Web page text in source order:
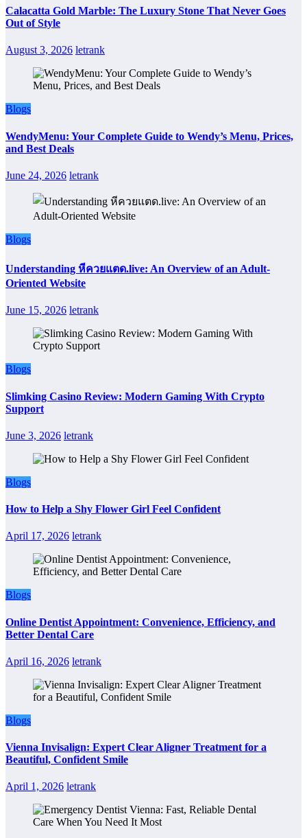
Calacatta Gold Marble: The Luxury Stone That Never Goes
Out of Style
August 3, 2026 letrank
Blogs
WendyMenu: Your Complete Guide to Wendy’s Menu, Prices,
and Best Deals
June 24, 2026 letrank
Blogs
Understanding หีควยแตด.live: An Overview of an Adult-
Oriented Website
June 15, 2026 letrank
Blogs
Slimking Casino Review: Modern Gaming With Crypto
Support
June 3, 2026 letrank
Blogs
How to Help a Shy Flower Girl Feel Confident
April 17, 2026 letrank
Blogs
Online Dentist Appointment: Convenience, Efficiency, and
Better Dental Care
April 16, 2026 letrank
Blogs
Vienna Invisalign: Expert Clear Aligner Treatment for a
Beautiful, Confident Smile
April 1, 2026 letrank